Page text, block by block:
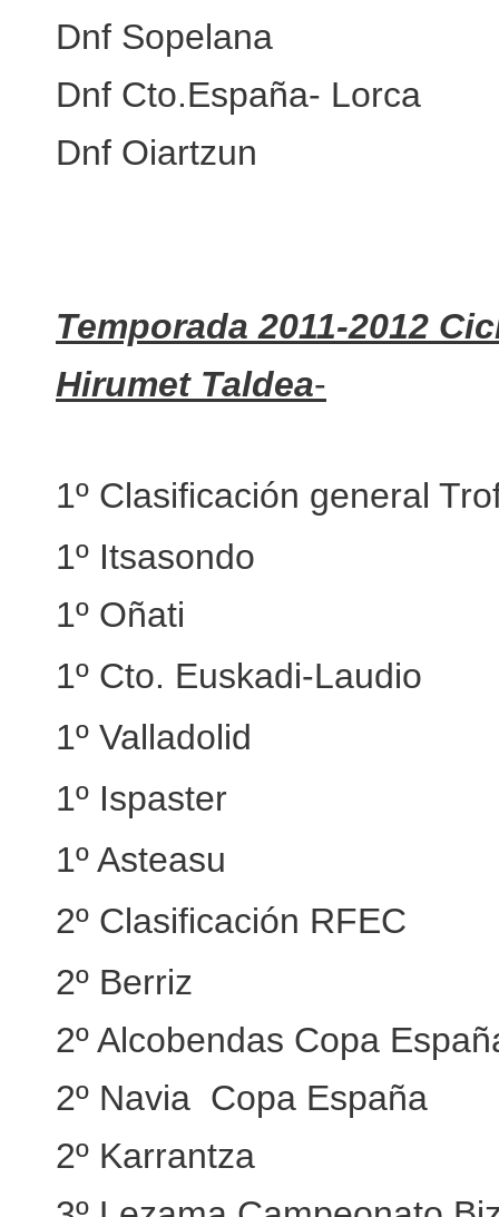
Dnf Sopelana
Dnf Cto.España- Lorca
Dnf Oiartzun
Temporada 2011-2012
Hirumet Taldea-
1º Clasificación general
1º Itsasondo
1º Oñati
1º Cto. Euskadi-Laudio
1º Valladolid
1º Ispaster
1º Asteasu
2º Clasificación RFEC
2º Berriz
2º Alcobendas Copa
2º Navia Copa España
2º Karrantza